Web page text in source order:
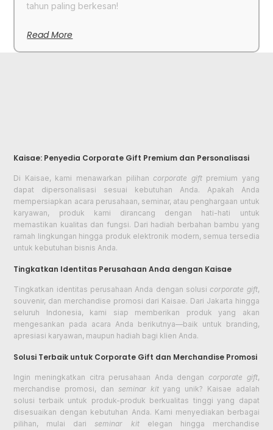
tahun paling berkesan!
Read More
Kaisae: Penyedia Corporate Gift Premium dan Personalisasi
Di Kaisae, kami menawarkan pilihancorporate giftpremium yang
dapat dipersonalisasi sesuai kebutuhan Anda. Apakah Anda
mempersiapkan acara perusahaan, seminar, atau penghargaan untuk
karyawan, produk kami dirancang dengan hati-hati untuk
memastikan kualitas dan fungsi. Dari hadiah berbahan bambu yang
ramah lingkungan hingga produk elektronik modern, semua tersedia
untuk kebutuhan bisnis Anda.
Tingkatkan Identitas Perusahaan Anda dengan Kaisae
Tingkatkan identitas perusahaan Anda dengan solusicorporate gift,
souvenir, dan merchandise promosi dari Kaisae. Dari Jakarta hingga
seluruh Indonesia, kami siap memberikan produk yang akan
mengesankan pada acara Anda berikutnya—baik untuk branding,
apresiasi karyawan, maupun hadiah bagi klien Anda.
Solusi Terbaik untuk Corporate Gift dan Merchandise Promosi
Ingin meningkatkan citra perusahaan Anda dengancorporate gift,
merchandise promosi, dan seminar kityang unik? Kaisae adalah
solusi terbaik untuk produk-produk berkualitas tinggi yang dapat
disesuaikan dengan kebutuhan Anda. Kami menyediakan berbagai
pilihan, mulai dariseminar kitelegan hingga merchandise